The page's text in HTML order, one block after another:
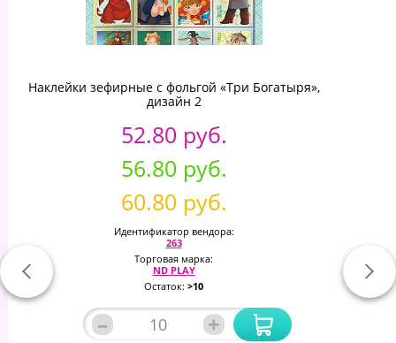
Наклейки зефирные с фольгой «Три Богатыря»,
дизайн 2
52.80 руб.
56.80 руб.
60.80 руб.
Идентификатор вендора:
263
Торговая марка:
ND PLAY
Остаток: >10
– +